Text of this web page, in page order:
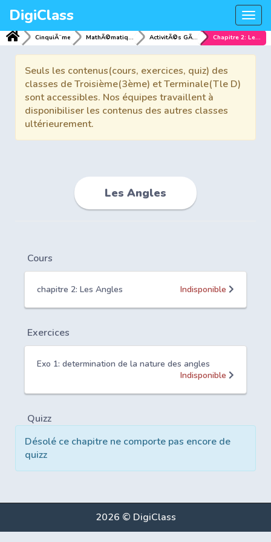
DigiClass
CinquiÃ¨me MathÃ©matiques ActivitÃ©s GÃ©omÃ©triques Chapitre 2: Les Angles
Seuls les contenus(cours, exercices, quiz) des
classes de Troisième(3ème) et Terminale(Tle D)
sont accessibles. Nos équipes travaillent à
disponibiliser les contenus des autres classes
ultérieurement.
Les Angles
Cours
chapitre 2: Les Angles Indisponible
Exercices
Exo 1: determination de la nature des angles
Indisponible
Quizz
Désolé ce chapitre ne comporte pas encore de
quizz
2026 © DigiClass